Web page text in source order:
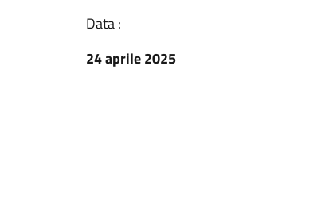
Data :
24 aprile 2025